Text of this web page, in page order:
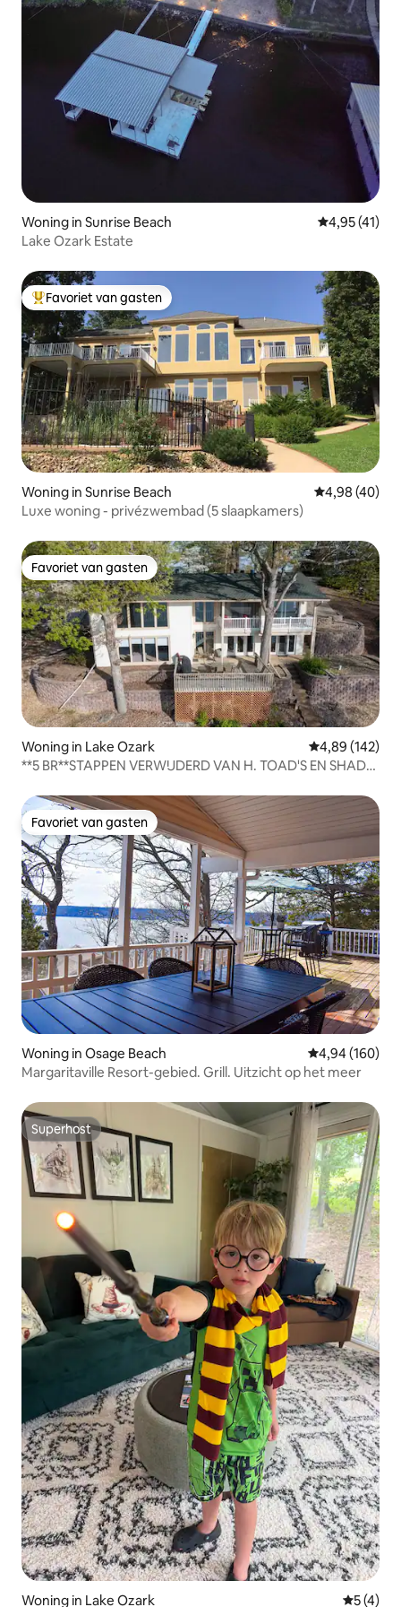
Woning in Sunrise Beach Gemiddelde
4,95 (41)
Lake Ozark Estate
Topfavoriet van gasten
Favoriet van gasten
Woning in Sunrise Beach Gemiddelde
4,98 (40)
Luxe woning - privézwembad (5 slaapkamers)
Favoriet van gasten
Favoriet van gasten
Woning in Lake Ozark Gemiddelde
4,89 (142)
**5 BR**STAPPEN VERWIJDERD VAN H. TOAD'S EN SHADY
Favoriet van gasten
Favoriet van gasten
Woning in Osage Beach Gemiddelde
4,94 (160)
Margaritaville Resort-gebied. Grill. Uitzicht op het meer
Superhost
Superhost
Woning in Lake Ozark
5 (4)